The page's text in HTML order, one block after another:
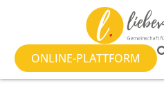
ONLINE-PLATTFORM